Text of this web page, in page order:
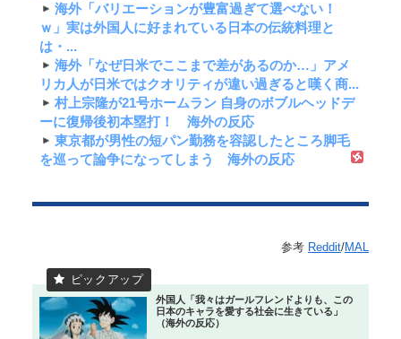
海外「バリエーションが豊富過ぎて選べない！
ｗ」実は外国人に好まれている日本の伝統料理と
は・...
海外「なぜ日米でここまで差があるのか…」アメ
リカ人が日米ではクオリティが違い過ぎると嘆く商...
村上宗隆が21号ホームラン 自身のボブルヘッドデ
ーに復帰後初本塁打！ 海外の反応
東京都が男性の短パン勤務を容認したところ脚毛
を巡って論争になってしまう 海外の反応
参考 Reddit/MAL
外国人「我々はガールフレンドよりも、この
日本のキャラを愛する社会に生きている」
（海外の反応）